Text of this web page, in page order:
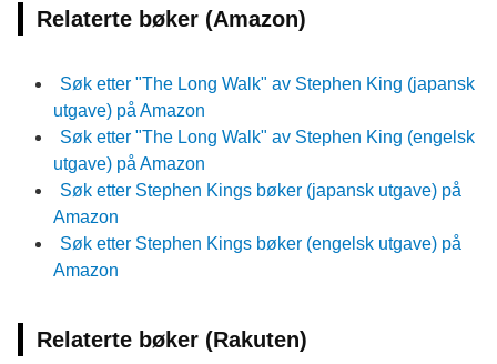
Relaterte bøker (Amazon)
Søk etter "The Long Walk" av Stephen King (japansk
utgave) på Amazon
Søk etter "The Long Walk" av Stephen King (engelsk
utgave) på Amazon
Søk etter Stephen Kings bøker (japansk utgave) på
Amazon
Søk etter Stephen Kings bøker (engelsk utgave) på
Amazon
Relaterte bøker (Rakuten)